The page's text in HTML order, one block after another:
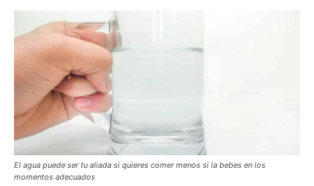
El agua puede ser tu aliada si quieres comer menos si la bebes en los
momentos adecuados